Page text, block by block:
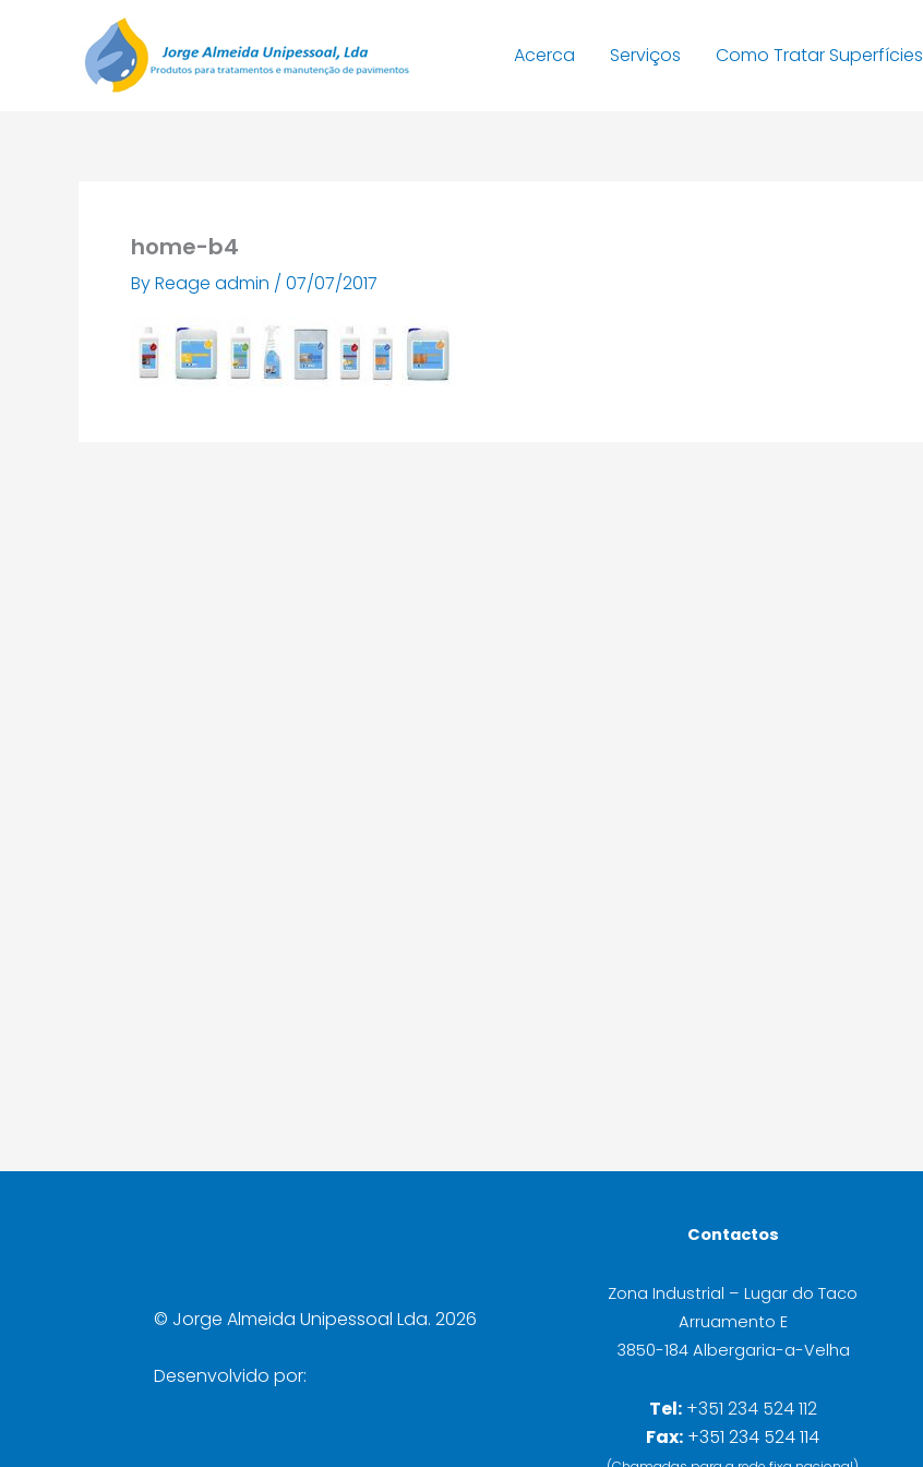
Acerca Serviços Como Tratar Superfícies
home-b4
ByReage admin / 07/07/2017
© Jorge Almeida Unipessoal Lda. 2026
Desenvolvido por:
Contactos
Zona Industrial – Lugar do Taco
Arruamento E
3850-184 Albergaria-a-Velha
Tel: +351 234 524 112
Fax: +351 234 524 114